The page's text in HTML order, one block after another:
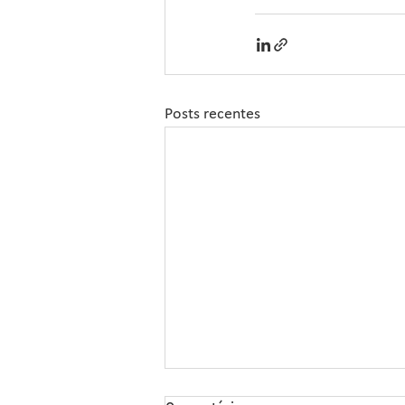
Posts recentes
Sipcam Nichino Lança